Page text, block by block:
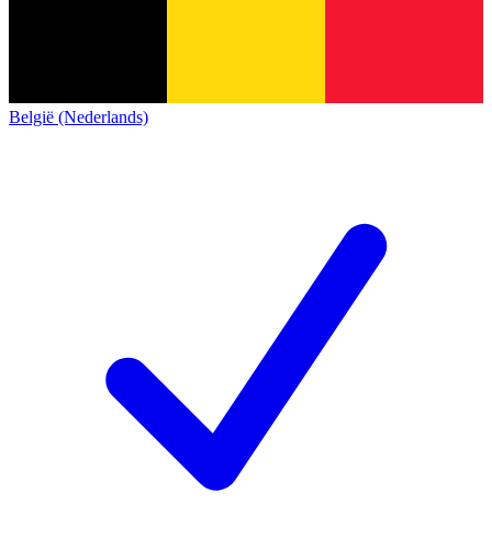
België (Nederlands)